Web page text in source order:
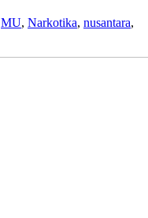
MU, Narkotika, nusantara,